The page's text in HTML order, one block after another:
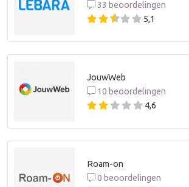
33 beoordelingen
5,1
JouwWeb
10 beoordelingen
4,6
Roam-on
0 beoordelingen